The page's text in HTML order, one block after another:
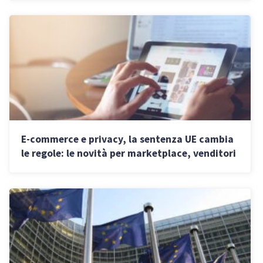
E-commerce e privacy, la sentenza UE cambia
le regole: le novità per marketplace, venditori